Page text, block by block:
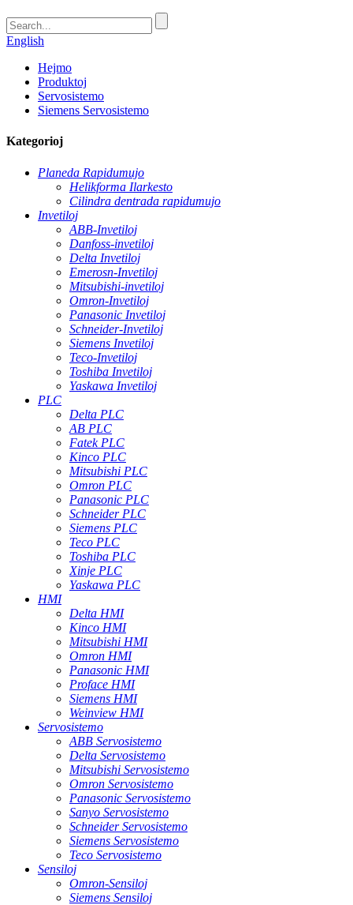
English
Hejmo
Produktoj
Servosistemo
Siemens Servosistemo
Kategorioj
Planeda Rapidumujo
Helikforma Ilarkesto
Cilindra dentrada rapidumujo
Invetiloj
ABB-Invetiloj
Danfoss-invetiloj
Delta Invetiloj
Emerosn-Invetiloj
Mitsubishi-invetiloj
Omron-Invetiloj
Panasonic Invetiloj
Schneider-Invetiloj
Siemens Invetiloj
Teco-Invetiloj
Toshiba Invetiloj
Yaskawa Invetiloj
PLC
Delta PLC
AB PLC
Fatek PLC
Kinco PLC
Mitsubishi PLC
Omron PLC
Panasonic PLC
Schneider PLC
Siemens PLC
Teco PLC
Toshiba PLC
Xinje PLC
Yaskawa PLC
HMI
Delta HMI
Kinco HMI
Mitsubishi HMI
Omron HMI
Panasonic HMI
Proface HMI
Siemens HMI
Weinview HMI
Servosistemo
ABB Servosistemo
Delta Servosistemo
Mitsubishi Servosistemo
Omron Servosistemo
Panasonic Servosistemo
Sanyo Servosistemo
Schneider Servosistemo
Siemens Servosistemo
Teco Servosistemo
Sensiloj
Omron-Sensiloj
Siemens Sensiloj